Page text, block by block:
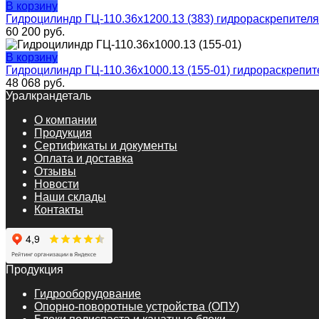
В корзину
Гидроцилиндр ГЦ-110.36х1200.13 (383)
60 200 руб.
В корзину
Гидроцилиндр ГЦ-110.36х1000.13 (155-01)
48 068 руб.
Уралкрандеталь
О компании
Продукция
Сертификаты и документы
Оплата и доставка
Отзывы
Новости
Наши склады
Контакты
Продукция
Гидрооборудование
Опорно-поворотные устройства (ОПУ)